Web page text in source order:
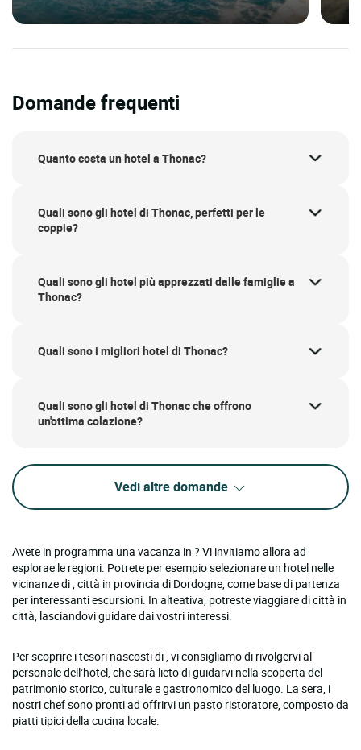
Domande frequenti
Quanto costa un hotel a Thonac?
Quali sono gli hotel di Thonac, perfetti per le
coppie?
Quali sono gli hotel più apprezzati dalle famiglie a
Thonac?
Quali sono i migliori hotel di Thonac?
Quali sono gli hotel di Thonac che offrono
un'ottima colazione?
Vedi altre domande
Avete in programma una vacanza in ? Vi invitiamo allora ad
esplorae le regioni. Potrete per esempio selezionare un hotel nelle
vicinanze di , città in provincia di Dordogne, come base di partenza
per interessanti escursioni. In alteativa, potreste viaggiare di città in
città, lasciandovi guidare dai vostri interessi.
Per scoprire i tesori nascosti di , vi consigliamo di rivolgervi al
personale dell’hotel, che sarà lieto di guidarvi nella scoperta del
patrimonio storico, culturale e gastronomico del luogo. La sera, i
nostri chef sono pronti ad offrirvi un pasto ristoratore, composto da
piatti tipici della cucina locale.